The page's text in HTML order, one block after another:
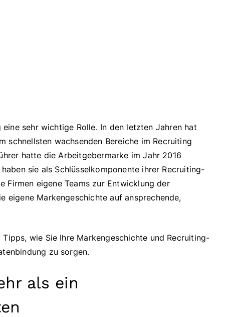
sehr wichtige Rolle. In den letzten Jahren hat
schnellsten wachsenden Bereiche im Recruiting
hatte die Arbeitgebermarke im Jahr 2016
sie als Schlüsselkomponente ihrer Recruiting-
Firmen eigene Teams zur Entwicklung der
eigene Markengeschichte auf ansprechende,
wie Sie Ihre Markengeschichte und Recruiting-
zu sorgen.
als ein